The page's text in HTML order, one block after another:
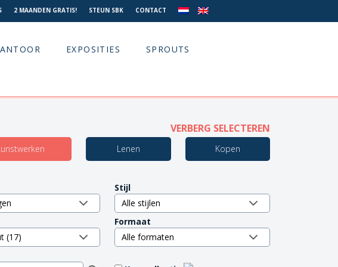
2 MAANDEN GRATIS! STEUN SBK CONTACT
EXPOSITIES SPROUTS
VERBERG SELECTEREN
Lenen Kopen
Stijl
Formaat